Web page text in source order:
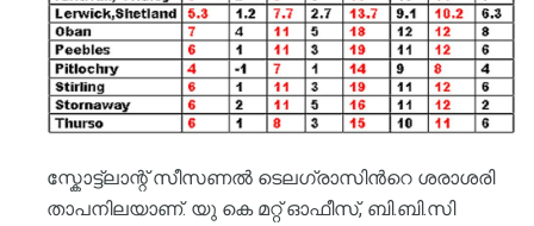
സ്കോട്ട്ലാന്റ് സീസണൽ ടെലഗ്രാസിൻറെ ശരാശരി
താപനിലയാണ്. യു കെ മറ്റ് ഓഫീസ്, ബി.ബി.സി